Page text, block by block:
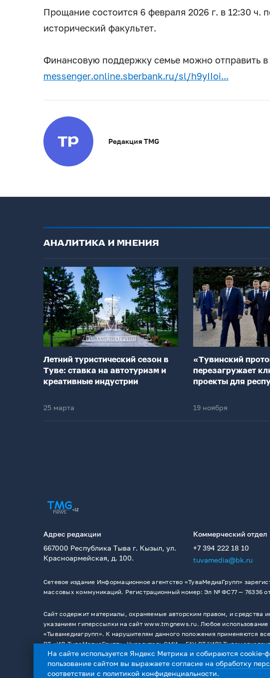
Прощание состоится 6 февраля 2026 г. в 12:30 ч.
исторический факультет.
Финансовую поддержку семье можно отправить
messenger.online.sberbank.ru/sl/h9yIIoi...
Редакция TMG
АНАЛИТИКА И МНЕНИЯ
Летний туристический сезон в
Туве: ставка на автотуризм и
креативные индустрии
25 марта
«Тувинский
перезагружает
проекты для
19 ноября
Адрес редакции
667000 Республика Тыва г. Кызыл, ул.
Красноармейская, д. 100.
Коммерческий отдел
+7 394 222 18 10
tuvamedia@bk.ru
Сетевое издание Информационное агентство «ТуваМедиаГрупп»
массовых коммуникаций. Регистрационный номер: Эл № ФС77 — 76336
Сайт содержит материалы, охраняемые авторским правом, и средства
указанием гиперссылки на сайт www.tmgnews.ru. Любое
«Тывамедиагрупп». К нарушителям данного положения применяются
РТ «ИД ТываМедиаГрупп». Учредитель СМИ －ГАУ РТ "ИД"
На сайте используется Яндекс Метрика и собираются cookie-
пользование сайтом вы выражаете согласие наобработку
соответствии с политикой конфиденциальности.